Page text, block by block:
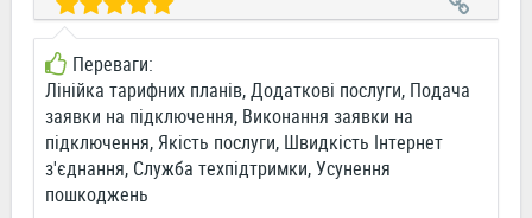
Переваги:
Лінійка тарифних планів, Додаткові послуги, Подача
заявки на підключення, Виконання заявки на
підключення, Якість послуги, Швидкість Інтернет
з'єднання, Служба техпідтримки, Усунення
пошкоджень